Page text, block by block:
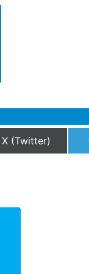
Compartir
X (Twitter)